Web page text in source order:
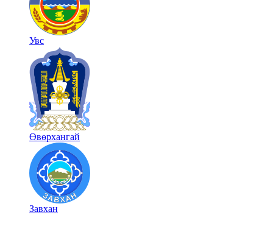
Увс
Өвөрхангай
Завхан